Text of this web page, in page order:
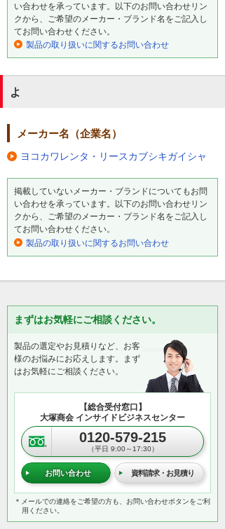
い合わせを承っています。以下のお問い合わせリン
クから、ご希望のメーカー・ブランド名をご記入し
てお問い合わせください。
製品の取り扱いに関するお問い合わせ
よ
メーカー名（企業名）
ヨコカワレンタ・リースカブシキガイシャ
掲載していないメーカー・ブランドについてもお問
い合わせを承っています。以下のお問い合わせリン
クから、ご希望のメーカー・ブランド名をご記入し
てお問い合わせください。
製品の取り扱いに関するお問い合わせ
まずはお気軽にご相談ください。
製品の選定やお見積りなど、お客
様のお悩みにお応えします。まず
はお気軽にご相談ください。
【総合受付窓口】
大塚商会 インサイドビジネスセンター
0120-579-215
（平日 9:00～17:30）
お問い合わせ 資料請求・お見積り
＊メールでの連絡をご希望の方も、お問い合わせボタンをご利
用ください。